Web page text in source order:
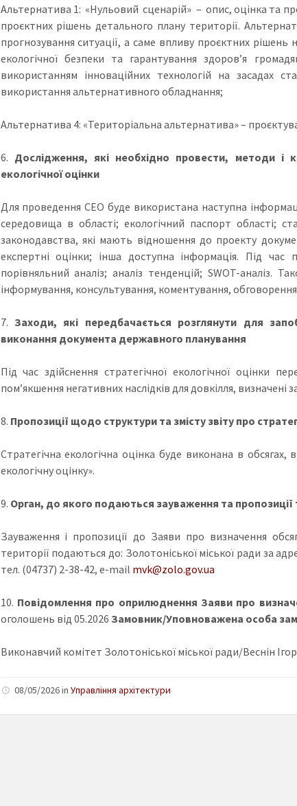
Альтернатива 1: «Нульовий сценарій» – опис, оцінка та
проєктних рішень детального плану території.
прогнозування ситуації, а саме впливу проєктних
екологічної безпеки та гарантування здоров’я
використанням інноваційних технологій на засадах
використання альтернативного обладнання;
Альтернатива 4: «Територіальна альтернатива» –
Дослідження, які необхідно провести, методи і
екологічної оцінки
Для проведення СЕО буде використана наступна
середовища в області; екологічний паспорт області;
законодавства, які мають відношення до проекту
експертні оцінки; інша доступна інформація. Під час
порівняльний аналіз; аналіз тенденцій; SWOT-аналіз.
інформування, консультування, коментування,
Заходи, які передбачається розглянути для
виконання документа державного планування
Під час здійснення стратегічної екологічної оцінки
пом’якшення негативних наслідків для довкілля, визначені
Пропозиції щодо структури та змісту звіту про
Стратегічна екологічна оцінка буде виконана в
екологічну оцінку».
Орган, до якого подаються зауваження та пропозиції
Зауваження і пропозиції до Заяви про визначення
території подаються до: Золотоніської міської ради за
тел. (04737) 2-38-42, e-mail mvk@zolo.gov.ua
Повідомлення про оприлюднення Заяви про
оголошень від 05.2026 Замовник/Уповноважена особа
Виконавчий комітет Золотоніської міської ради/Веснін
08/05/2026 in Управління архітектури